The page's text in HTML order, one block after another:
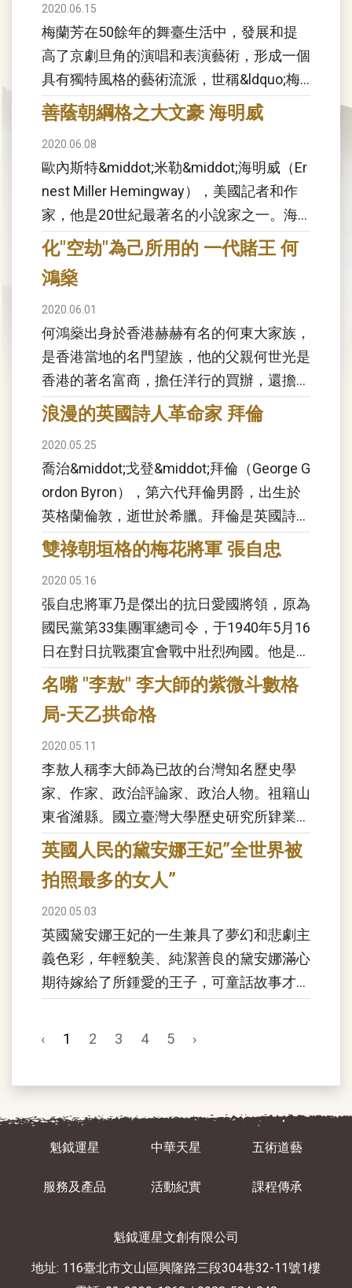
2020.06.15
梅蘭芳在50餘年的舞臺生活中，發展和提
高了京劇旦角的演唱和表演藝術，形成一個
具有獨特風格的藝術流派，世稱&ldquo;梅
派&rdquo;。梅蘭芳與程硯秋、尚小雲、荀
慧生並稱京劇「四大名旦」，梅蘭芳為領...
善蔭朝綱格之大文豪 海明威
2020.06.08
歐內斯特&middot;米勒&middot;海明威（Er
nest Miller Hemingway），美國記者和作
家，他是20世紀最著名的小說家之一。海
明威出生於美國芝加哥市郊區的奧克帕克，
晚年在愛達...
化"空劫"為己所用的 一代賭王 何
鴻燊
2020.06.01
何鴻燊出身於香港赫赫有名的何東大家族，
是香港當地的名門望族，他的父親何世光是
香港的著名富商，擔任洋行的買辦，還擔任
過立法局議員。然而何鴻燊的成就和名望並
非靠祖上的餘蔭。小時後其父親何世光因投
資失敗而破...
浪漫的英國詩人革命家 拜倫
2020.05.25
喬治&middot;戈登&middot;拜倫（George G
ordon Byron），第六代拜倫男爵，出生於
英格蘭倫敦，逝世於希臘。拜倫是英國詩
人、革命家，乃是獨領風騷的浪漫主義文學
泰斗。世襲男爵，...
雙祿朝垣格的梅花將軍 張自忠
2020.05.16
張自忠將軍乃是傑出的抗日愛國將領，原為
國民黨第33集團軍總司令，于1940年5月16
日在對日抗戰棗宜會戰中壯烈殉國。他是中
國軍隊在抗戰中犧牲的將領中職務最高的，
也是第二次世界大戰同盟國陣營中戰死的最
高...
名嘴 "李敖" 李大師的紫微斗數格
局-天乙拱命格
2020.05.11
李敖人稱李大師為已故的台灣知名歷史學
家、作家、政治評論家、政治人物。祖籍山
東省濰縣。國立臺灣大學歷史研究所肄業、
國立臺灣大學歷史學系畢業。李敖情史非常
豐富，也曾因此帶來個人爭議。李敖成名於
20世紀60...
英國人民的黛安娜王妃”全世界被
拍照最多的女人”
2020.05.03
英國黛安娜王妃的一生兼具了夢幻和悲劇主
義色彩，年輕貌美、純潔善良的黛安娜滿心
期待嫁給了所鍾愛的王子，可童話故事才剛
‹ 1 2 3 4 5 ›
魁鉞運星 中華天星 五術道藝
服務及產品 活動紀實 課程傳承
魁鉞運星文創有限公司
地址: 116臺北市文山區興隆路三段304巷32-11號1樓